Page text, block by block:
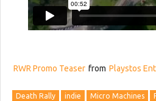
RWR Promo Teaser from Playstos
Death Rally indie Micro Machines